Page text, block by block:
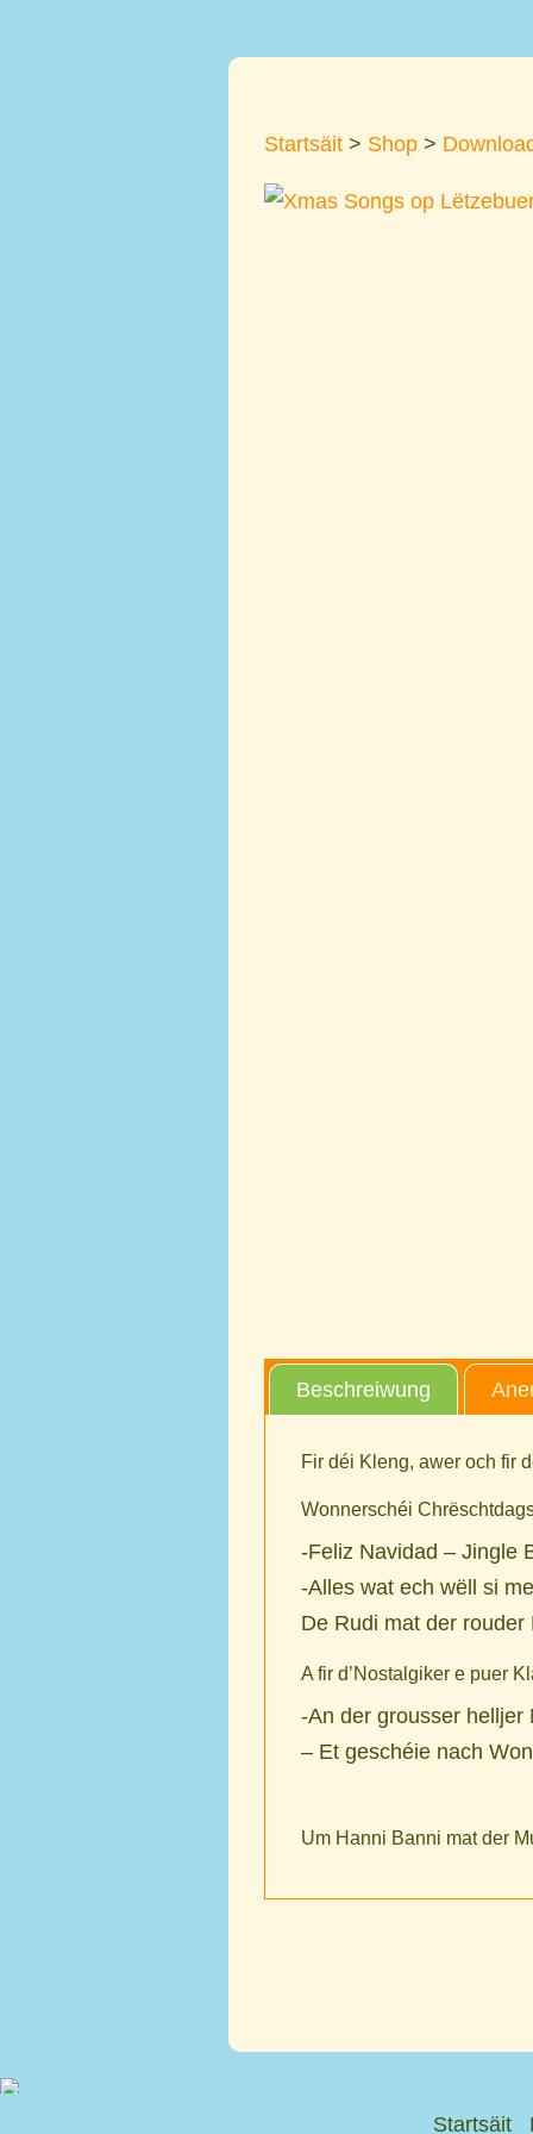
Startsäit > Shop >
Beschreiwung
Fir déi Kleng, awer och fir
Wonnerschéi
-Feliz Navidad – Jingle
-Alles wat ech wëll si
De Rudi mat der rouder
A fir d’Nostalgiker e puer
-An der grousser helljer
– Et geschéie nach
Um Hanni Banni mat der
Startsäit